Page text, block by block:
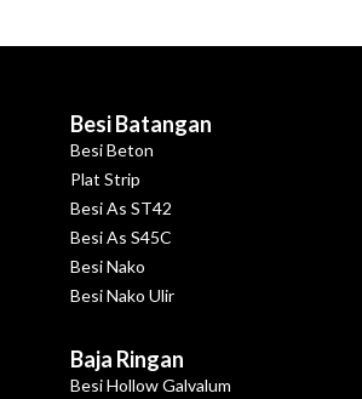
Besi Batangan
Besi Beton
Plat Strip
Besi As ST42
Besi As S45C
Besi Nako
Besi Nako Ulir
Baja Ringan
Besi Hollow Galvalum